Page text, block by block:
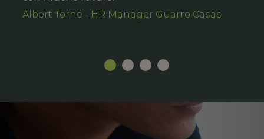
Albert Torné - HR Manager Guarro Casas